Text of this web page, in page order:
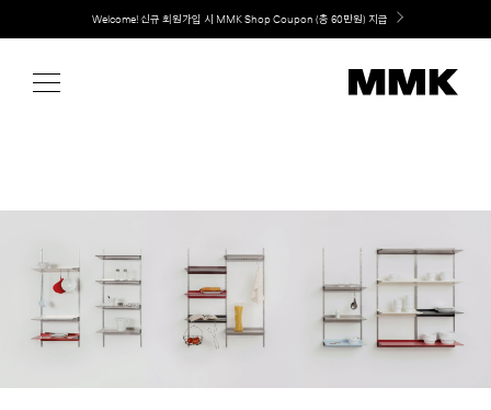
content
취향대로 완성하는 커스텀 아일랜드 키친, MMK The Island 출시